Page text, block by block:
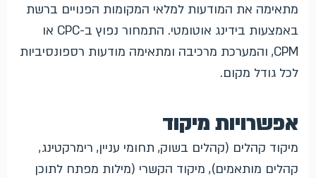
מתאימה את המודעות למלאי המקומות הפנויים ברשת
באמצעות בידינג אוטומטי. התמחור נפוץ ב-CPC או
CPM, והמערכת מרכיבה ומתאימה מודעות רספונסיביות
לכל גודל מקום.
אפשרויות מיקוד
מיקוד קהלים (קהלים בשוק, תחומי עניין, רימרקטינג,
קהלים מותאמים), מיקוד הקשרי (מילות מפתח לתוכן